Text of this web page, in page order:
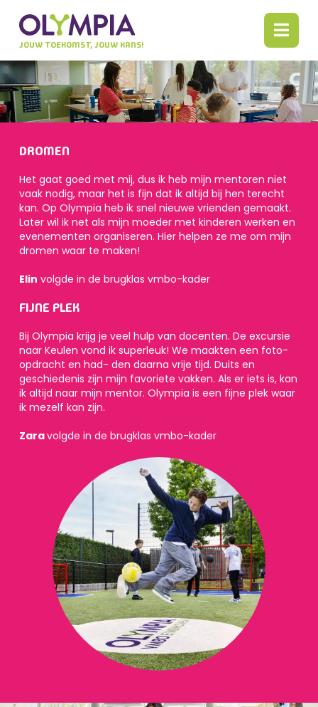
JOUW TOEKOMST, JOUW KANS!
ONZE AANPAK
DIT ZIJN WIJ!
Ouders vertellen
Ontmoet Olly
CONTACT
OUDERPORTAAL
MAGISTER
DROMEN
Het gaat goed met mij, dus ik heb mijn mentoren niet
vaak nodig, maar het is fijn dat ik altijd bij hen terecht
kan. Op Olympia heb ik snel nieuwe vrienden gemaakt.
Later wil ik net als mijn moeder met kinderen werken en
evenementen organiseren. Hier helpen ze me om mijn
dromen waar te maken!
Elin volgde in de brugklas vmbo-kader
FIJNE PLEK
Bij Olympia krijg je veel hulp van docenten. De excursie
naar Keulen vond ik superleuk! We maakten een foto-
opdracht en had- den daarna vrije tijd. Duits en
geschiedenis zijn mijn favoriete vakken. Als er iets is, kan
ik altijd naar mijn mentor. Olympia is een fijne plek waar
ik mezelf kan zijn.
Zaravolgde in de brugklas vmbo-kader